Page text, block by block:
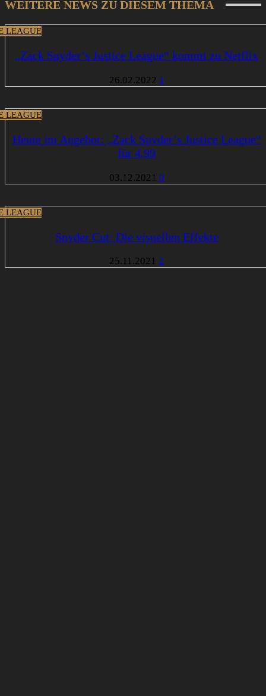
WEITERE NEWS ZU DIESEM THEMA
LEAGUE
„Zack Snyder’s Justice League“ kommt zu Netflix
26.02.2022 1
LEAGUE
Heute im Angebot: „Zack Snyder’s Justice League“
für 4,99
03.12.2021 0
LEAGUE
Snyder Cut: Die visuellen Effekte
25.11.2021 2